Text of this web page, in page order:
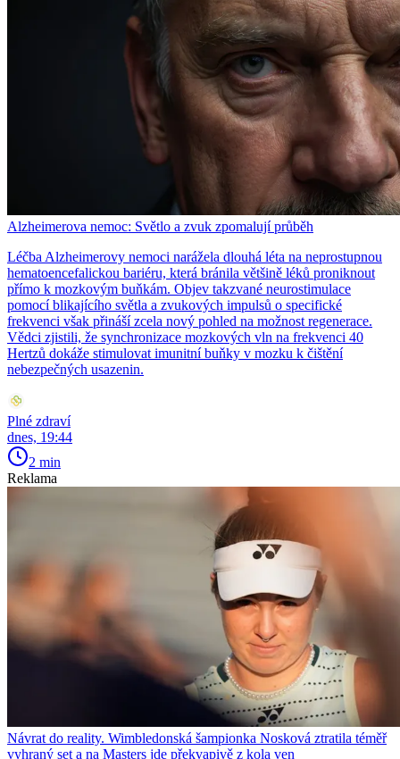
Alzheimerova nemoc: Světlo a zvuk zpomalují průběh
Léčba Alzheimerovy nemoci narážela dlouhá léta na neprostupnou
hematoencefalickou bariéru, která bránila většině léků proniknout
přímo k mozkovým buňkám. Objev takzvané neurostimulace
pomocí blikajícího světla a zvukových impulsů o specifické
frekvenci však přináší zcela nový pohled na možnost regenerace.
Vědci zjistili, že synchronizace mozkových vln na frekvenci 40
Hertzů dokáže stimulovat imunitní buňky v mozku k čištění
nebezpečných usazenin.
Plné zdraví
dnes, 19:44
2 min
Reklama
Návrat do reality. Wimbledonská šampionka Nosková ztratila téměř
vyhraný set a na Masters jde překvapivě z kola ven